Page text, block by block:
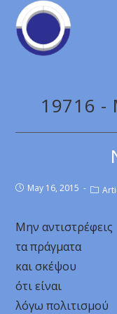
19716 -
May 16, 2015
Μην αντιστρέφεις
τα πράγματα
και σκέψου
ότι είναι
λόγω πολιτισμού